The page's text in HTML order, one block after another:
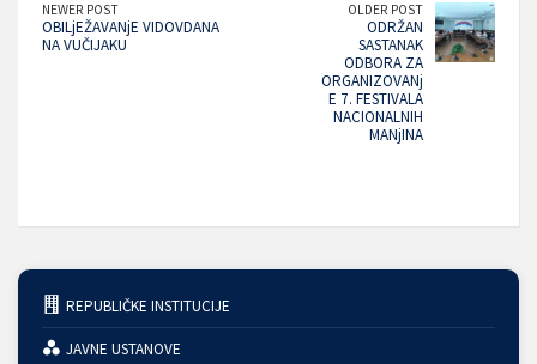
NEWER POST
OBILjEŽAVANjE VIDOVDANA
NA VUČIJAKU
OLDER POST
ODRŽAN
SASTANAK
ODBORA ZA
ORGANIZOVANj
E 7. FESTIVALA
NACIONALNIH
MANjINA
REPUBLIČKE INSTITUCIJE
JAVNE USTANOVE